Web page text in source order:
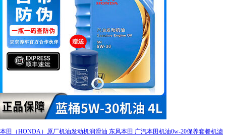
本田（HONDA）原厂机油发动机润滑油 东风本田 广汽本田机油0w-20保养套餐机滤